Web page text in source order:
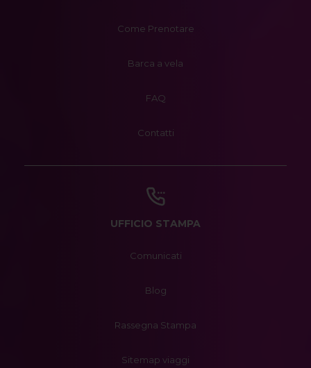
Come Prenotare
Barca a vela
FAQ
Contatti
UFFICIO STAMPA
Comunicati
Blog
Rassegna Stampa
Sitemap viaggi